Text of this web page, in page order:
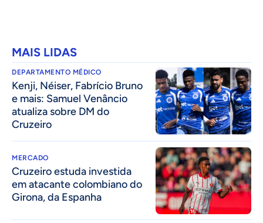
MAIS LIDAS
DEPARTAMENTO MÉDICO
Kenji, Néiser, Fabrício Bruno
e mais: Samuel Venâncio
atualiza sobre DM do
Cruzeiro
MERCADO
Cruzeiro estuda investida
em atacante colombiano do
Girona, da Espanha